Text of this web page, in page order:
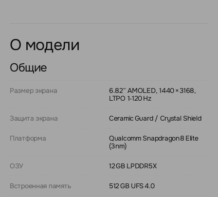
О модели
Общие
Размер экрана
6.82″ AMOLED, 1440 × 3168,
LTPO 1‑120 Hz
Защита экрана Ceramic Guard / Crystal Shield
Платформа
Qualcomm Snapdragon 8 Elite
(3 nm)
ОЗУ 12 GB LPDDR5X
Встроенная память 512 GB UFS 4.0